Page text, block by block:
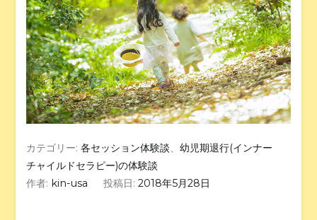
カテゴリー:各セッション体験談、幼児期退行(インナー
チャイルドセラピー)の体験談
作者: kin-usa 投稿日: 2018年5月28日